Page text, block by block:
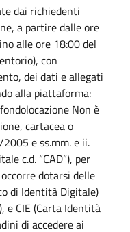
dai richiedenti
a partire dalle ore
alle ore 18:00 del
con
dei dati e allegati
alla piattaforma:
Non è
cartacea o
e ss.mm. e ii.
c.d. “CAD”), per
dotarsi delle
di Identità Digitale)
e CIE (Carta Identità
di accedere ai